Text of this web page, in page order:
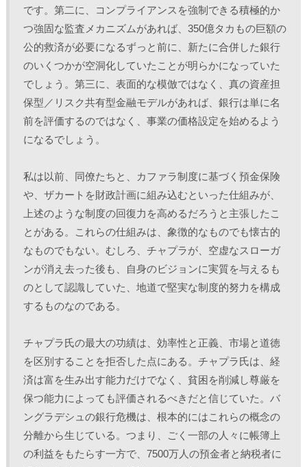
です。第二に、コンプライアンスを強制できる積極的か
つ強固な監査メカニズムがあれば、350億タカもの巨額の
公的救済が必要になるずっと前に、新たに合併した銀行
のいくつかが空洞化していたことが明らかになっていた
でしょう。第三に、表面的な模倣ではなく、真の資産担
保型／リスク共有型金融モデルがあれば、銀行は単に名
前を評価するのではなく、事業の価格設定を始めるよう
になるでしょう。
私は以前、同僚たちと、カファラ制度に基づく預金保険
や、ザカートを財政計画に組み込むといった仕組みが、
上述のような制度の回復力を高めるだろうと主張したこ
とがある。これらの仕組みは、象徴的なものでも懐古的
なものでもない。むしろ、チャプラが、空虚なスローガ
ンが消え去った後も、自身のビジョンに実質を与えるも
のとして認識していた、地道で堅実な制度的努力を構成
するものなのである。
チャプラ氏の最大の功績は、効率性と正義、市場と道徳
を区別することを拒否した点にある。チャプラ氏は、経
済は富を生み出す能力だけでなく、貧困を削減し尊厳を
保つ能力によっても評価されるべきだと信じていた。バ
ングラデシュの銀行危機は、根本的にはこれらの概念の
分離から生じている。つまり、ごく一部の人々に帳簿上
の利益をもたらす一方で、7500万人の預金者と納税者に